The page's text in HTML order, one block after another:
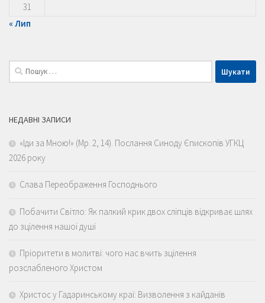
31
« Лип
Пошук:
НЕДАВНІ ЗАПИСИ
«Іди за Мною!» (Мр. 2, 14). Послання Синоду Єпископів УГКЦ
2026 року
Слава Переображення Господнього
Побачити Світло: Як палкий крик двох сліпців відкриває шлях
до зцілення нашої душі
Пріоритети в молитві: чого нас вчить зцілення
розслабленого Христом
Христос у Гадаринському краї: Визволення з кайданів